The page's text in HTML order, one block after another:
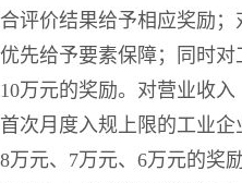
评价结果给予相应奖励；
先给予要素保障；同时
万元的奖励。对营业收
次月度入规上限的工业
万元、7万元、6万元的奖